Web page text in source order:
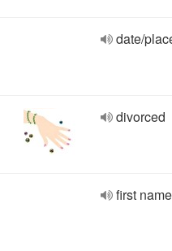
date/
divorced
first name